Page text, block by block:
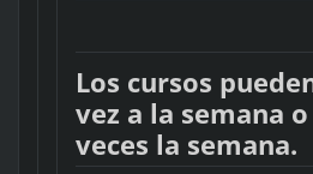
Los cursos
vez a la semana
veces la semana.